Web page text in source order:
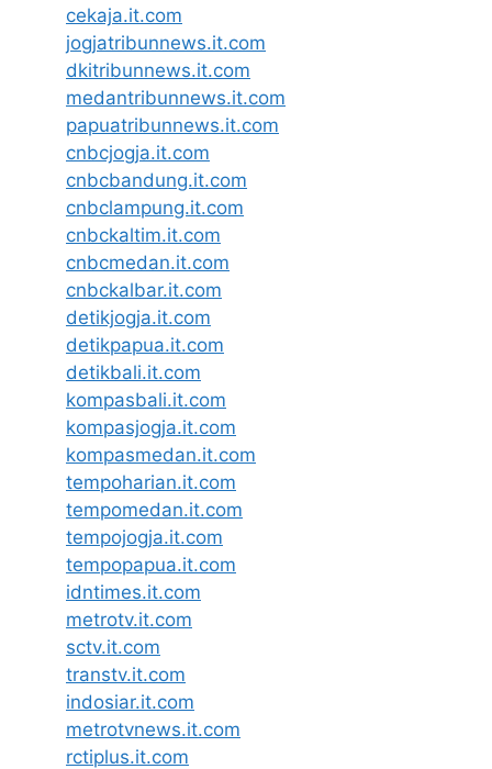
cekaja.it.com
jogjatribunnews.it.com
dkitribunnews.it.com
medantribunnews.it.com
papuatribunnews.it.com
cnbcjogja.it.com
cnbcbandung.it.com
cnbclampung.it.com
cnbckaltim.it.com
cnbcmedan.it.com
cnbckalbar.it.com
detikjogja.it.com
detikpapua.it.com
detikbali.it.com
kompasbali.it.com
kompasjogja.it.com
kompasmedan.it.com
tempoharian.it.com
tempomedan.it.com
tempojogja.it.com
tempopapua.it.com
idntimes.it.com
metrotv.it.com
sctv.it.com
transtv.it.com
indosiar.it.com
metrotvnews.it.com
rctiplus.it.com